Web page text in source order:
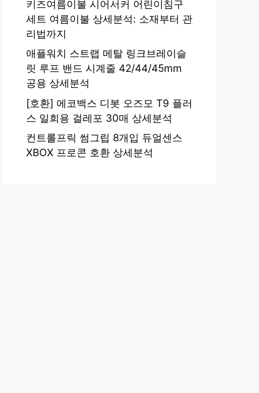
키즈여름이불 시어서커 어린이침구
세트 여름이불 상세분석: 소재부터 관
리법까지
애플워치 스트랩 메탈 링크브레이슬
릿 루프 밴드 시계줄 42/44/45mm
공용 상세분석
[호환] 에코백스 디봇 오즈모 T9 플러
스 일회용 걸레포 30매 상세분석
컨트롤프릭 썸그립 8개입 듀얼센스
XBOX 프로콘 호환 상세분석